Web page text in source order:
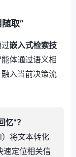
取”
嵌入式检索技
体通过语义相
入当前决策流
”？
将文本转化
速定位相关信